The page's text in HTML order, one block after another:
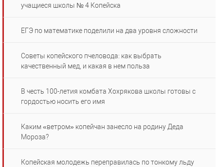
учащиеся школы № 4 Копейска
ЕГЭ по математике поделили на два уровня сложности
Советы копейского пчеловода: как выбрать
качественный мед, и какая в нем польза
В честь 100-летия комбата Хохрякова школы готовы с
гордостью носить его имя
Каким «ветром» копейчан занесло на родину Деда
Мороза?
Копейская молодежь переправилась по тонкому льду